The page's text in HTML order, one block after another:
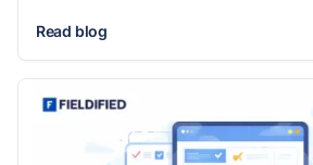
worden.
Read blog